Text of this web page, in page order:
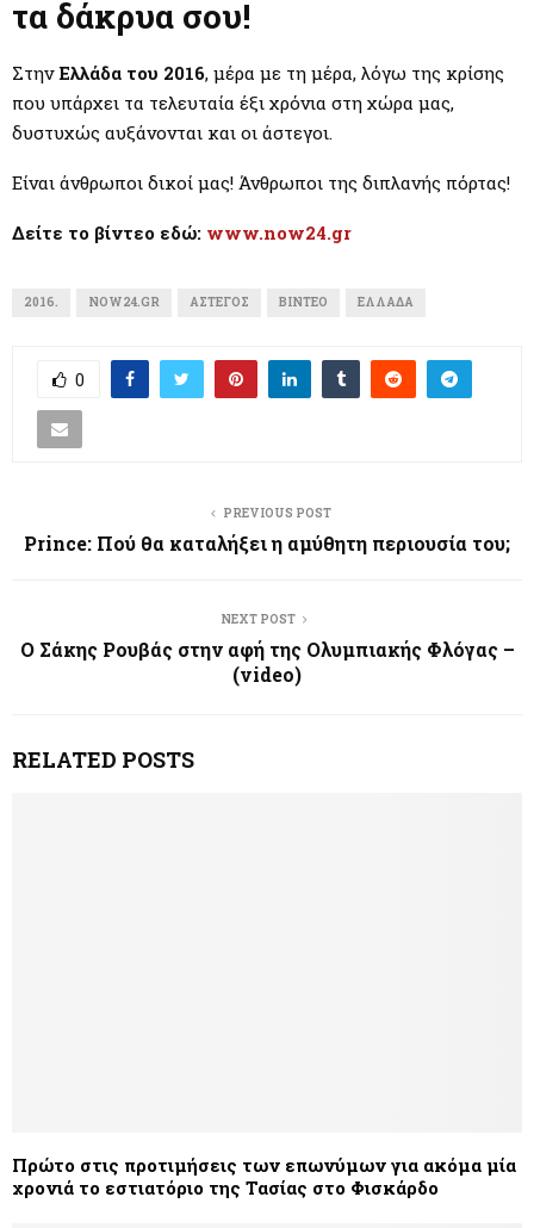
E
N
U
τα δάκρυα σου!
ΣτηνΕλλάδα του 2016, μέρα με τη μέρα, λόγω της κρίσης
που υπάρχει τα τελευταία έξι χρόνια στη χώρα μας,
δυστυχώς αυξάνονται και οι άστεγοι.
Είναι άνθρωποι δικοί μας! Άνθρωποι της διπλανής πόρτας!
Δείτε το βίντεο εδώ: www.now24.gr
2016. NOW24.GR ΆΣΤΕΓΟΣ ΒΊΝΤΕΟ ΕΛΛΆΔΑ
0
PREVIOUS POST
Prince: Πού θα καταλήξει η αμύθητη περιουσία του;
NEXT POST
Ο Σάκης Ρουβάς στην αφή της Ολυμπιακής Φλόγας –
(video)
RELATED POSTS
Πρώτο στις προτιμήσεις των επωνύμων για ακόμα μία
χρονιά το εστιατόριο της Τασίας στο Φισκάρδο